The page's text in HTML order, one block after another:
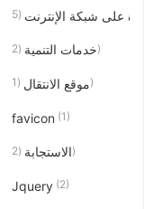
على شبكة الإنترنت
خدمات التنمية(2)
موقع الانتقال(1)
favicon (1)
الاستجابة(2)
Jquery(2)